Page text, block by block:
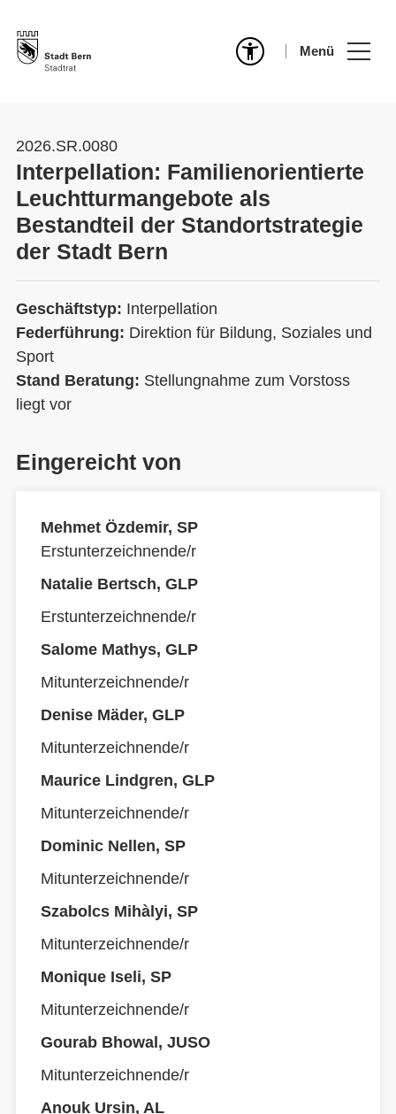
Menü
2026.SR.0080
Interpellation: Familienorientierte
Leuchtturmangebote als
Bestandteil der Standortstrategie
der Stadt Bern
Geschäftstyp: Interpellation
Federführung: Direktion für Bildung, Soziales und
Sport
Stand Beratung: Stellungnahme zum Vorstoss
liegt vor
Eingereicht von
Mehmet Özdemir, SP
Erstunterzeichnende/r
Natalie Bertsch, GLP
Erstunterzeichnende/r
Salome Mathys, GLP
Mitunterzeichnende/r
Denise Mäder, GLP
Mitunterzeichnende/r
Maurice Lindgren, GLP
Mitunterzeichnende/r
Dominic Nellen, SP
Mitunterzeichnende/r
Szabolcs Mihàlyi, SP
Mitunterzeichnende/r
Monique Iseli, SP
Mitunterzeichnende/r
Gourab Bhowal, JUSO
Mitunterzeichnende/r
Anouk Ursin, AL